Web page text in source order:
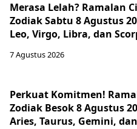
Merasa Lelah? Ramalan
Zodiak Sabtu 8 Agustus
Leo, Virgo, Libra, dan
7 Agustus 2026
Perkuat Komitmen!
Zodiak Besok 8 Agustus
Aries, Taurus, Gemini,